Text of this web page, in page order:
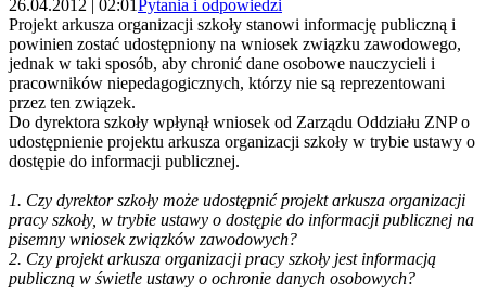
26.04.2012 | 02:01Pytania i odpowiedzi
Projekt arkusza organizacji szkoły stanowi informację publiczną i
powinien zostać udostępniony na wniosek związku zawodowego,
jednak w taki sposób, aby chronić dane osobowe nauczycieli i
pracowników niepedagogicznych, którzy nie są reprezentowani
przez ten związek.
Do dyrektora szkoły wpłynął wniosek od Zarządu Oddziału ZNP o
udostępnienie projektu arkusza organizacji szkoły w trybie ustawy o
dostępie do informacji publicznej.
1. Czy dyrektor szkoły może udostępnić projekt arkusza organizacji
pracy szkoły, w trybie ustawy o dostępie do informacji publicznej na
pisemny wniosek związków zawodowych?
2. Czy projekt arkusza organizacji pracy szkoły jest informacją
publiczną w świetle ustawy o ochronie danych osobowych?